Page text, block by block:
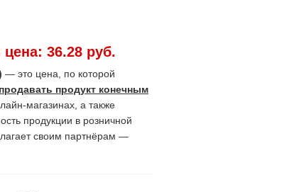
цена: 36.28 руб.
— это цена, по которой
продукт конечным
магазинах, а также
продукции в розничной
своим партнёрам —